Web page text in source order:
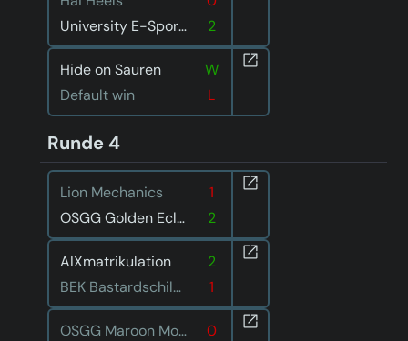
University E-Sport Saar 2
2
Hide on Sauren
W
Default win
L
Runde 4
Lion Mechanics
1
OSGG Golden Eclipse
2
AIXmatrikulation
2
BEK Bastardschildkröten
1
OSGG Maroon Moon
0